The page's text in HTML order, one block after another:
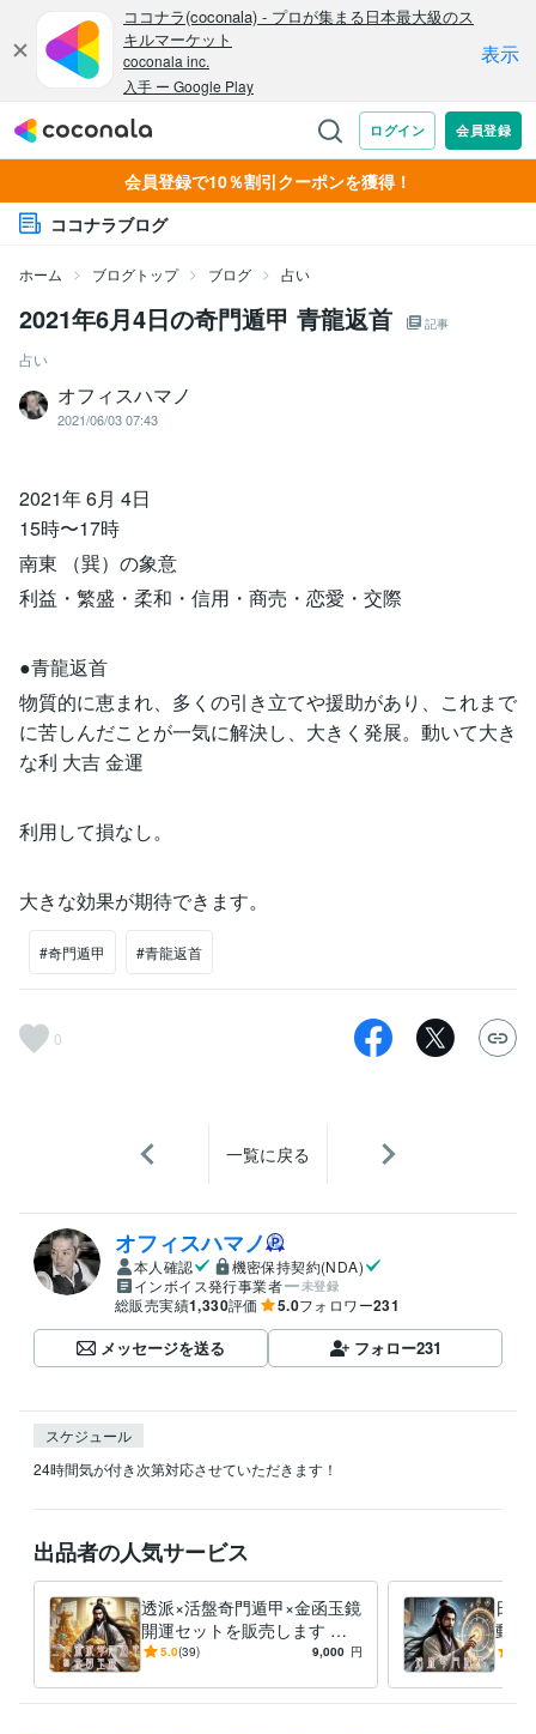
会員登録で10％割引クーポンを獲得！
ココナラブログ
ホーム ブログトップ ブログ 占い
2021年6⽉4⽇の奇門遁甲 青龍返首 記事
占い
オフィスハマノ
2021/06/03 07:43
2021年 6⽉ 4⽇
15時〜17時
南東 （巽）の象意
利益・繁盛・柔和・信⽤・商売・恋愛・交際
●⻘⿓返⾸
物質的に恵まれ、多くの引き⽴てや援助があり、これまで
に苦しんだことが⼀気に解決し、⼤きく発展。動いて⼤き
な利 ⼤吉 ⾦運
利用して損なし。
大きな効果が期待できます。
#奇門遁甲 #青龍返首
0
一覧に戻る
オフィスハマノ
本人確認
機密保持契約(NDA)
インボイス発行事業者
未登録
総販売実績1,330評価 5.0フォロワー231
メッセージを送る フォロー231
スケジュール
24時間気が付き次第対応させていただきます！
出品者の人気サービス
透派×活盤奇門遁甲×金函玉鏡
開運セットを販売します 三
大方位術6ヵ月分のデータを
5.0(39) 9,000 円
日帰
動で
奇門